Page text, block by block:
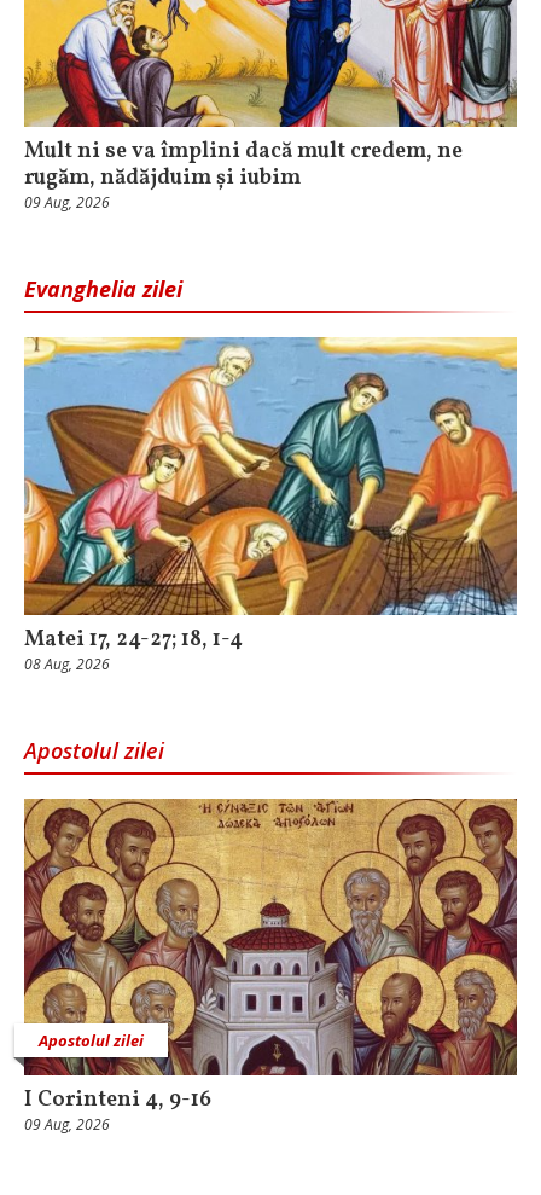
Mult ni se va împlini dacă mult credem, ne
rugăm, nădăjduim și iubim
09 Aug, 2026
Evanghelia zilei
Matei 17, 24-27; 18, 1-4
08 Aug, 2026
Apostolul zilei
Apostolul zilei
I Corinteni 4, 9-16
09 Aug, 2026